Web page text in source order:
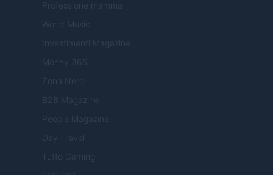
Professione mamma
World Music
Investimenti Magazine
Money 365
Zona Nerd
B2B Magazine
People Magazine
Day Travel
Tutto Gaming